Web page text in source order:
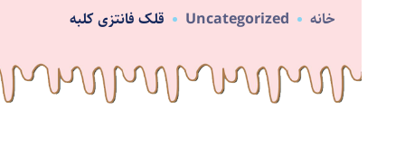
خانه Uncategorized قلک فانتزی کلبه